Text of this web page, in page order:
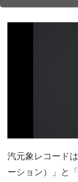
汽元象レコード
ーション）」と